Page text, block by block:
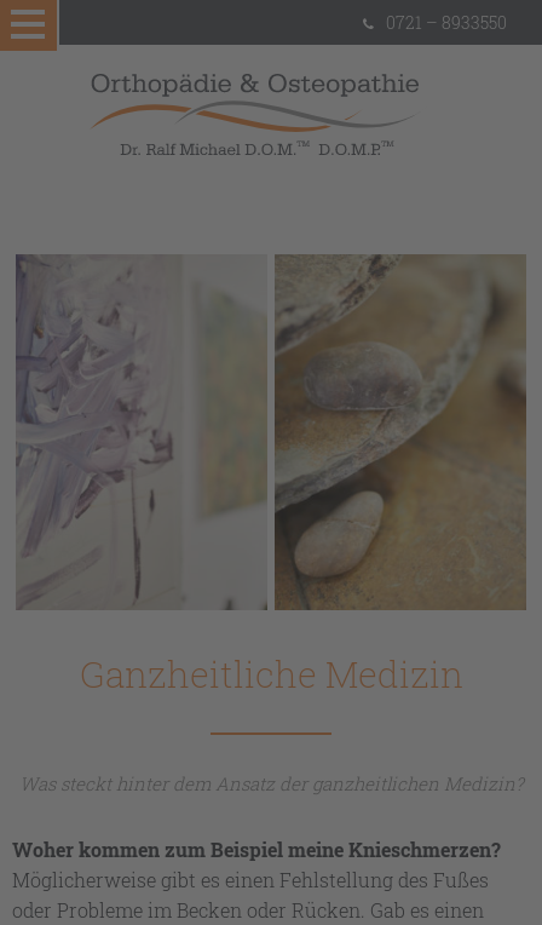
0721 – 8933550
Ganzheitliche Medizin
Was steckt hinter dem Ansatz der ganzheitlichen Medizin?
Woher kommen zum Beispiel meine Knieschmerzen?
Möglicherweise gibt es einen Fehlstellung des Fußes
oder Probleme im Becken oder Rücken. Gab es einen